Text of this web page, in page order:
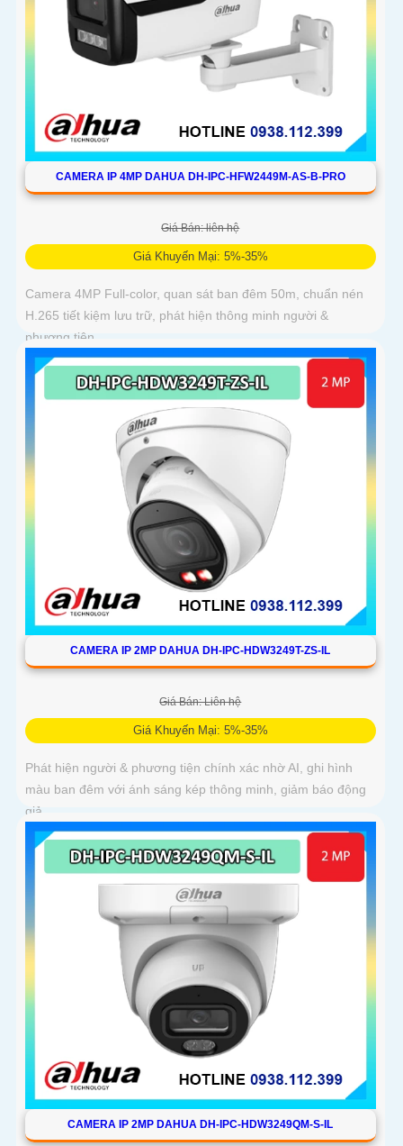
CAMERA IP 4MP DAHUA DH-IPC-HFW2449M-AS-B-PRO
Giá Bán: liên hệ
Giá Khuyến Mại: 5%-35%
Camera 4MP Full-color, quan sát ban đêm 50m, chuẩn nén
H.265 tiết kiệm lưu trữ, phát hiện thông minh người &
phương tiện
CAMERA IP 2MP DAHUA DH-IPC-HDW3249T-ZS-IL
Giá Bán: Liên hệ
Giá Khuyến Mại: 5%-35%
Phát hiện người & phương tiện chính xác nhờ AI, ghi hình
màu ban đêm với ánh sáng kép thông minh, giảm báo động
giả
CAMERA IP 2MP DAHUA DH-IPC-HDW3249QM-S-IL